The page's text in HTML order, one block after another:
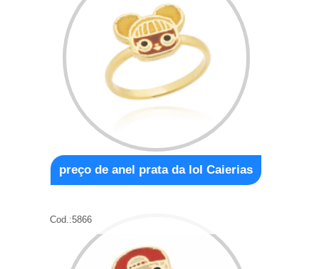
preço de anel prata da lol Caierias
Cod.:5866